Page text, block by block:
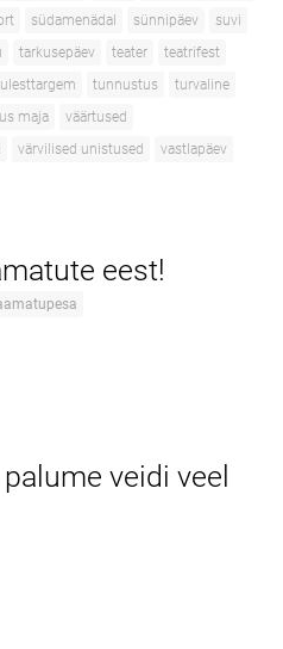
südamenädal sünnipäev
suvi
tarkusepäev teater
teatrifest
tunnustus
turvaline
maja
väärtused
värvilised unistused
vastlapäev
eest!
veidi veel